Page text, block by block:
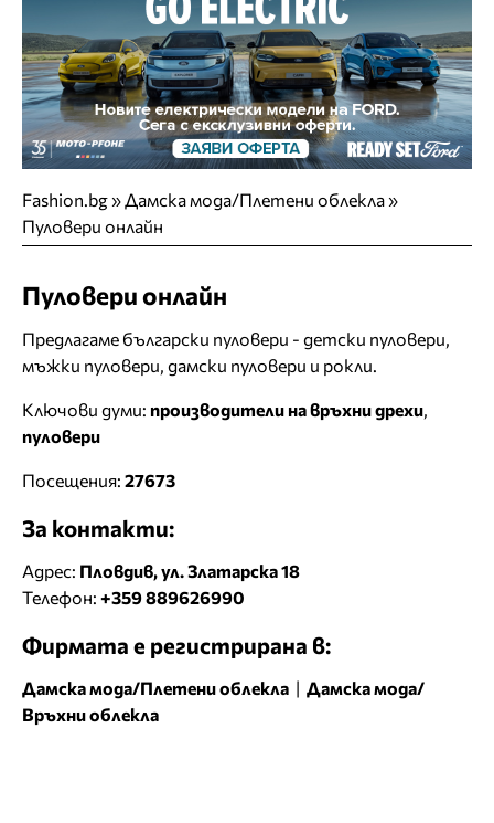
Fashion.bg»Дамска мода/Плетени облекла»
Пуловери онлайн
Пуловери онлайн
Предлагаме български пуловери - детски пуловери,
мъжки пуловери, дамски пуловери и рокли.
Ключови думи: производители на връхни дрехи
пуловери
Посещения: 27673
За контакти:
Адрес: Пловдив, ул. Златарска 18
Телефон: +359 889626990
Фирмата е регистрирана в:
Дамска мода/Плетени облекла | Дамска мода/
Връхни облекла